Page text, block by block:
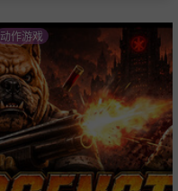
动作游戏